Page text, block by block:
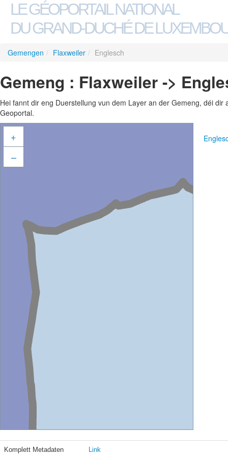
LE GÉOPORTAIL NATIONAL
DU GRAND-DUCHÉ DE
Gemengen / Flaxweiler / Englesch
Gemeng : Flaxweiler ->
Hei fannt dir eng Duerstellung vun dem Layer an der Gemeng, déi
Geoportal.
+
–
Komplett Metadaten Link